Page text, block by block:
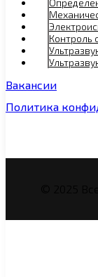
Контроль
Вакансии
Политика